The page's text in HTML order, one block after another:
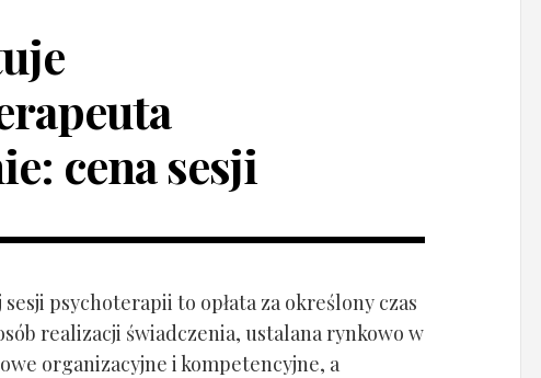
cena sesji
psychoterapii to opłata za określony czas
realizacji świadczenia, ustalana rynkowo w
organizacyjne i kompetencyjne, a